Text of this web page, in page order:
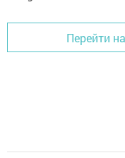
Перейти